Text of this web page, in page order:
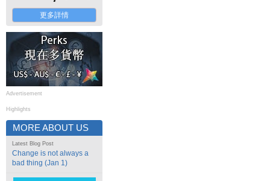
更多詳情
Advertisement
Highlights
MORE ABOUT US
Latest Blog Post
Change is not always a
bad thing (Jan 1)